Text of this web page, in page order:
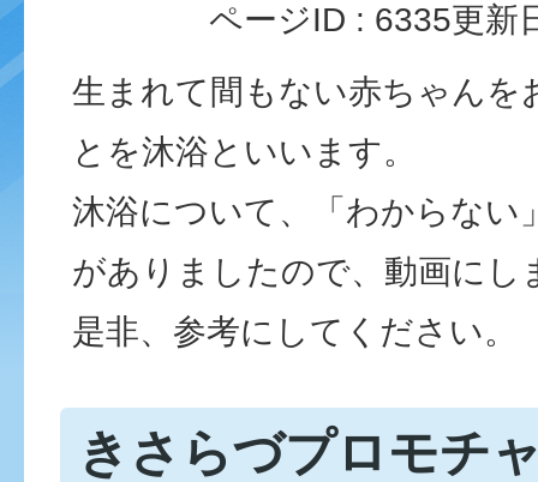
ページID : 6335更新
生まれて間もない赤ちゃんを
とを沐浴といいます。
沐浴について、「わからない
がありましたので、動画にし
是非、参考にしてください。
きさらづプロモチ